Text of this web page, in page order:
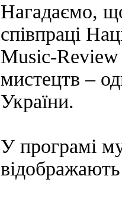
Нагадаємо,
співпраці
Music-
мистецтв –
України.
У програмі